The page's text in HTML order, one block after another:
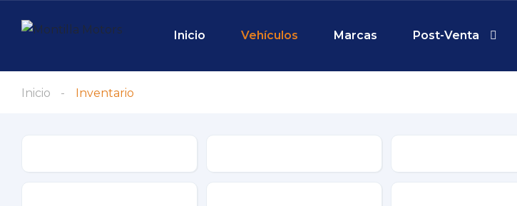
Inicio Vehículos Marcas Post-Venta
Inicio Inventario